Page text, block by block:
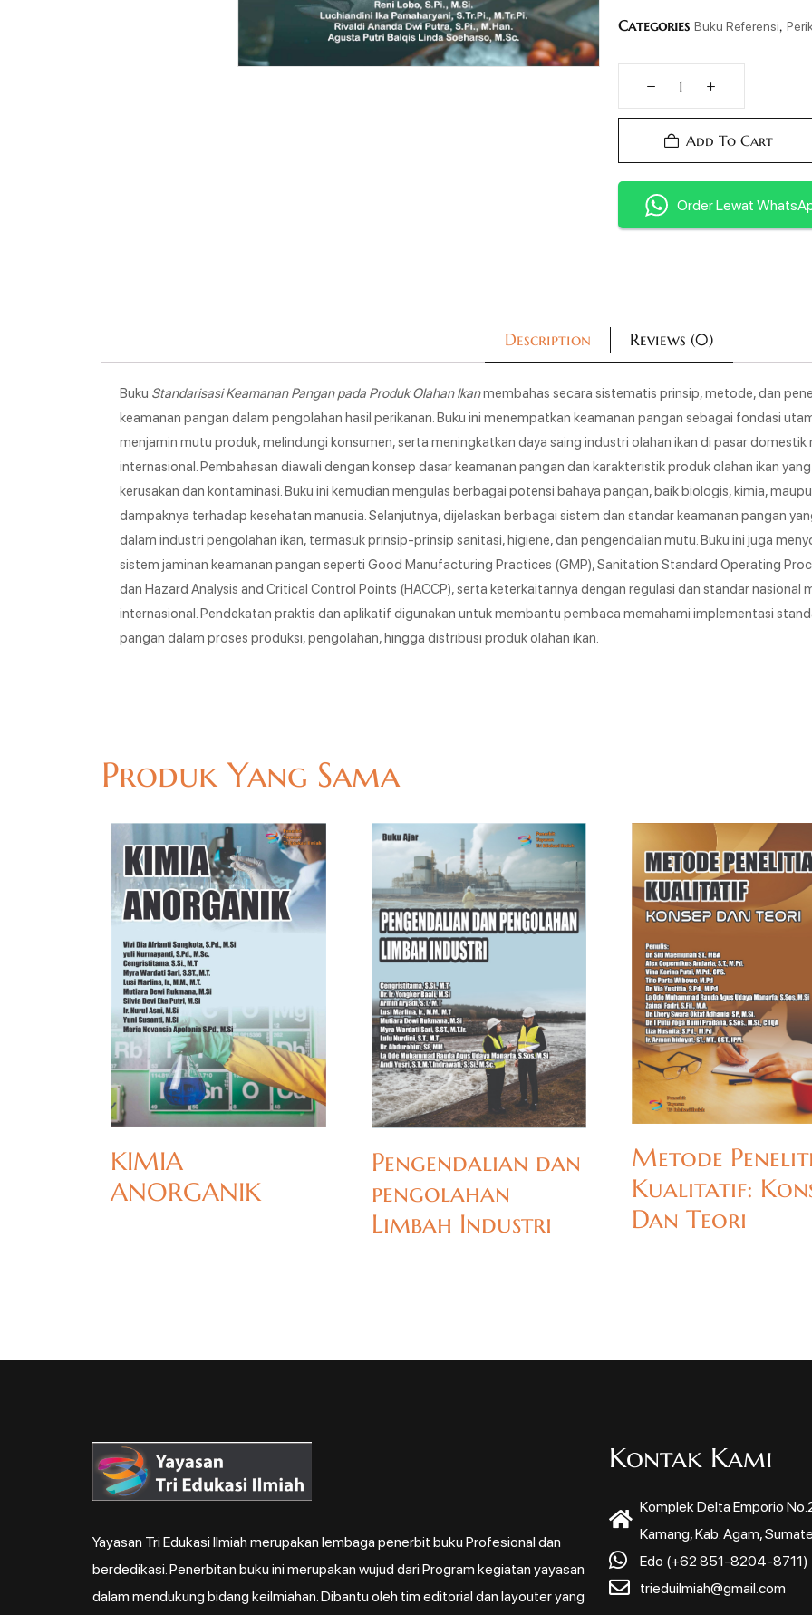
Categories Buku Referensi,
Add To Cart
Order Lewat
Description Reviews (0)
Buku Standarisasi Keamanan Pangan pada Produk Olahan Ikanmembahas secara sistematis prinsip, metode, dan
keamanan pangan dalam pengolahan hasil perikanan. Buku ini menempatkan keamanan pangan sebagai fondasi
menjamin mutu produk, melindungi konsumen, serta meningkatkan daya saing industri olahan ikan di pasar domestik
internasional. Pembahasan diawali dengan konsep dasar keamanan pangan dan karakteristik produk olahan ikan
kerusakan dan kontaminasi. Buku ini kemudian mengulas berbagai potensi bahaya pangan, baik biologis, kimia,
dampaknya terhadap kesehatan manusia. Selanjutnya, dijelaskan berbagai sistem dan standar keamanan pangan
dalam industri pengolahan ikan, termasuk prinsip-prinsip sanitasi, higiene, dan pengendalian mutu. Buku ini juga
sistem jaminan keamanan pangan seperti Good Manufacturing Practices (GMP), Sanitation Standard Operating
dan Hazard Analysis and Critical Control Points (HACCP), serta keterkaitannya dengan regulasi dan standar nasional
internasional. Pendekatan praktis dan aplikatif digunakan untuk membantu pembaca memahami implementasi
pangan dalam proses produksi, pengolahan, hingga distribusi produk olahan ikan.
Produk Yang Sama
KIMIA
ANORGANIK
Pengendalian dan
pengolahan
Limbah Industri
Metode
Kualitatif:
Dan Teori
Yayasan Tri Edukasi Ilmiah merupakan lembaga penerbit buku Profesional dan
berdedikasi. Penerbitan buku ini merupakan wujud dari Program kegiatan yayasan
dalam mendukung bidang keilmiahan. Dibantu oleh tim editorial dan layouter yang
Kontak Kami
Komplek Delta Emporio
Kamang, Kab. Agam,
Edo (+62 851-8204-8711)
trieduilmiah@gmail.com